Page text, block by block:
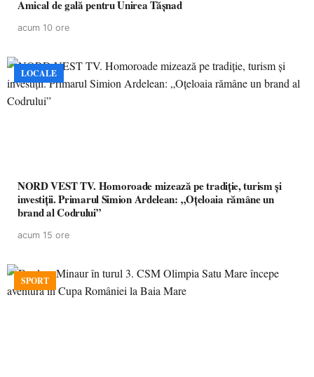
Amical de gală pentru Unirea Tășnad
acum 10 ore
LOCALE
NORD VEST TV. Homoroade mizează pe tradiție, turism și
investiții. Primarul Simion Ardelean: „Oțeloaia rămâne un
brand al Codrului”
acum 15 ore
SPORT